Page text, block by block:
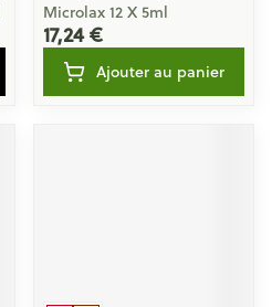
Microlax 12 X 5ml
17,24 €
Ajouter au panier